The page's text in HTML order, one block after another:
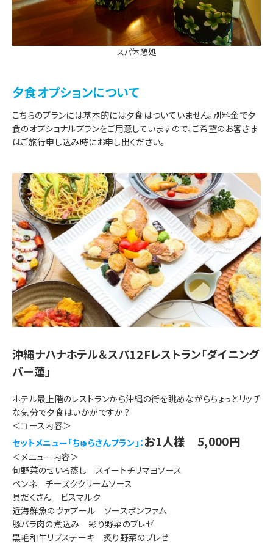
スパ休憩処
夕食オプションについて
こちらのプランには基本的には夕食はついていません。別料金で夕
食のオプショナルプランをご用意していますので、ご希望のお客さま
はご旅行申し込み時にお申し出ください。
沖縄ナハナホテル＆スパ12Fレストラン「ダイニング
バー蓮」
ホテル最上階のレストランから沖縄の街を眺めながらちょっとリッチ
な気分で夕食はいかがですか？
＜コース内容＞
セットメニュー「ちゅらさんプラン」：お1人様 5,000円
＜メニュー内容＞
旬野菜のせいろ蒸し スイートチリマヨソース
ペンネ チーズククリームソース
具だくさん ビスマルク
近海鮮魚のヴァプール ソースボンファム
豚バラ肉の煮込み 彩り野菜のブレゼ
黒毛和牛リブステーキ 炙り野菜のブレゼ